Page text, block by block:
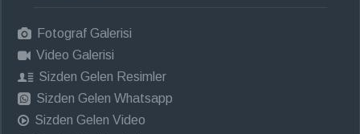
Fotograf Galerisi
Video Galerisi
Sizden Gelen Resimler
Sizden Gelen Whatsapp
Sizden Gelen Video